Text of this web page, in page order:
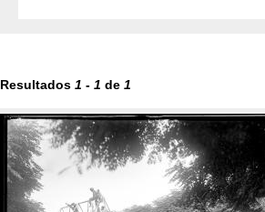
Resultados 1 - 1 de 1